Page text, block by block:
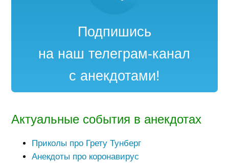
Подпишись
на наш телеграм-канал
с анекдотами!
Актуальные события в анекдотах
Приколы про Грету Тунберг
Анекдоты про коронавирус